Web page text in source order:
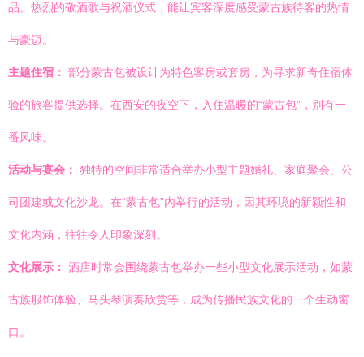
品。热烈的敬酒歌与祝酒仪式，能让宾客深度感受蒙古族待客的热情
与豪迈。
主题住宿： 部分蒙古包被设计为特色客房或套房，为寻求新奇住宿体
验的旅客提供选择。在西安的夜空下，入住温暖的“蒙古包”，别有一
番风味。
活动与宴会： 独特的空间非常适合举办小型主题婚礼、家庭聚会、公
司团建或文化沙龙。在“蒙古包”内举行的活动，因其环境的新颖性和
文化内涵，往往令人印象深刻。
文化展示： 酒店时常会围绕蒙古包举办一些小型文化展示活动，如蒙
古族服饰体验、马头琴演奏欣赏等，成为传播民族文化的一个生动窗
口。